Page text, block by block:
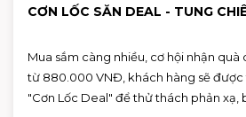
CƠN LỐC SĂN DEAL - TUNG
Mua sắm càng nhiều, cơ hội nhận quà
từ 880.000 VNĐ, khách hàng sẽ
"Cơn Lốc Deal" để thử thách phản xạ,